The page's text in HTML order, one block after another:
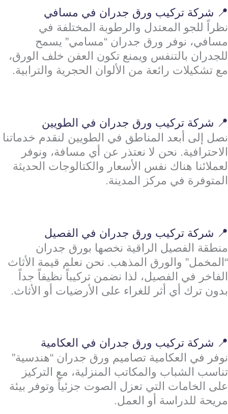
📍 شركة تركيب ورق جدران في مسافي
نظراً للجو المعتدل والرطوبة المختلفة في
مسافي، نوفر ورق جدران “مسامي” يسمح
للجدران بالتنفس ويمنع تكون العفن خلف الورق،
مع تشكيلات رائعة من الألوان الحجرية والترابية.
📍 شركة تركيب ورق جدران في الطويين
نصل إلى أبعد المناطق في الطويين لنقدم خدماتنا
الاحترافية. نحن لا نعتذر عن أي مسافة، ونوفر
لعملائنا هناك نفس الأسعار والكتالوجات الحديثة
المتوفرة في مركز المدينة.
📍 شركة تركيب ورق جدران في الفصيل
منطقة الفصيل الراقية نخصها بورق جدران
“المخمل” والورق المذهب. نحن نعلم قيمة الأثاث
الفاخر في الفصيل، لذا نضمن تركيباً نظيفاً جداً
بدون ترك أي أثر للغراء على الأرضيات أو الأثاث.
📍 شركة تركيب ورق جدران في العكامية
نوفر في العكامية تصاميم ورق جدران “هندسية”
تناسب الشباب والمكاتب المنزلية، مع التركيز
على الخامات التي تعزل الصوت جزئياً وتوفر بيئة
مريحة للدراسة أو العمل.